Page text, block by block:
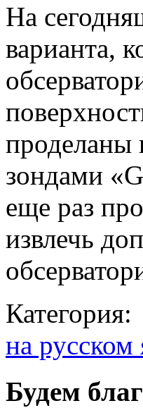
На
варианта,
проделаны
зондами
еще раз
извлечь
Категория:
на русском
Будем